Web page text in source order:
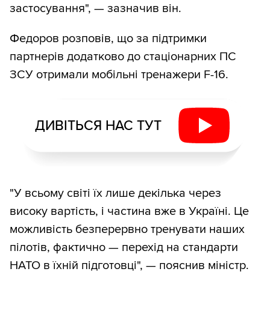
застосування", — зазначив він.
Федоров розповів, що за підтримки
партнерів додатково до стаціонарних ПС
ЗСУ отримали мобільні тренажери F-16.
ДИВІТЬСЯ НАС ТУТ
"У всьому світі їх лише декілька через
високу вартість, і частина вже в Україні. Це
можливість безперервно тренувати наших
пілотів, фактично — перехід на стандарти
НАТО в їхній підготовці", — пояснив міністр.